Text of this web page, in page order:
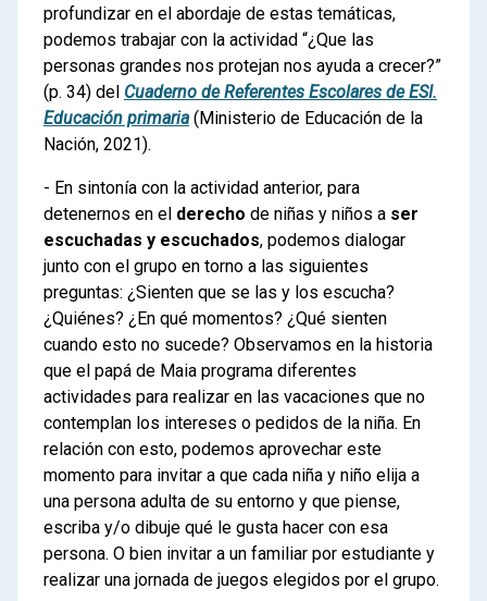
profundizar en el abordaje de estas temáticas,
podemos trabajar con la actividad “¿Que las
personas grandes nos protejan nos ayuda a crecer?”
(p. 34) del Cuaderno de Referentes Escolares de ESI.
Educación primaria (Ministerio de Educación de la
Nación, 2021).
- En sintonía con la actividad anterior, para
detenernos en el derecho de niñas y niños a ser
escuchadas y escuchados, podemos dialogar
junto con el grupo en torno a las siguientes
preguntas: ¿Sienten que se las y los escucha?
¿Quiénes? ¿En qué momentos? ¿Qué sienten
cuando esto no sucede? Observamos en la historia
que el papá de Maia programa diferentes
actividades para realizar en las vacaciones que no
contemplan los intereses o pedidos de la niña. En
relación con esto, podemos aprovechar este
momento para invitar a que cada niña y niño elija a
una persona adulta de su entorno y que piense,
escriba y/o dibuje qué le gusta hacer con esa
persona. O bien invitar a un familiar por estudiante y
realizar una jornada de juegos elegidos por el grupo.